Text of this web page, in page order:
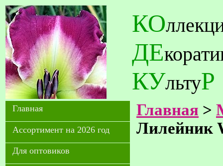
КО
ДЕ
КУльтуР
Главная
Ассортимент на 2026 год
Для оптовиков
Главная >
Лилейник